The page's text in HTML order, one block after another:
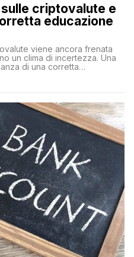
criptovalute e
educazione
viene ancora frenata
un clima di incertezza. Una
di una corretta
ad una larga parte della